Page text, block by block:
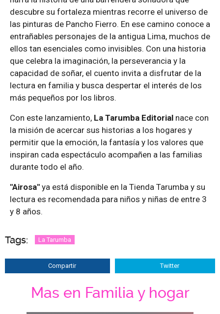
descubre su fortaleza mientras recorre el universo de
las pinturas de Pancho Fierro. En ese camino conoce a
entrañables personajes de la antigua Lima, muchos de
ellos tan esenciales como invisibles. Con una historia
que celebra la imaginación, la perseverancia y la
capacidad de soñar, el cuento invita a disfrutar de la
lectura en familia y busca despertar el interés de los
más pequeños por los libros.
Con este lanzamiento, La Tarumba Editorial nace con
la misión de acercar sus historias a los hogares y
permitir que la emoción, la fantasía y los valores que
inspiran cada espectáculo acompañen a las familias
durante todo el año.
"Airosa" ya está disponible en la Tienda Tarumba y su
lectura es recomendada para niños y niñas de entre 3
y 8 años.
Tags: La Tarumba
Compartir Twitter
Mas en Familia y hogar